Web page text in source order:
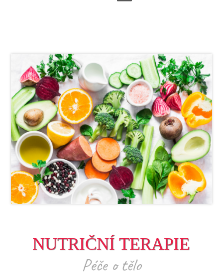
NUTRIČNÍ TERAPIE
Péče o tělo